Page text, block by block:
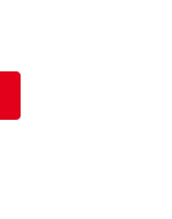
Leder L43 D16.5